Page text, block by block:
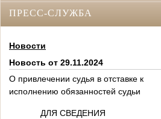
ПРЕСС-СЛУЖБА
Новости
Новость от 29.11.2024
О привлечении судья в отставке к
исполнению обязанностей судьи
ДЛЯ СВЕДЕНИЯ